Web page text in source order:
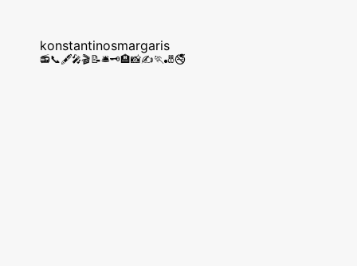
konstantinosmargaris
📻📞🖋️🎤🎬📝🛎️🗝️🏨📸✍️🏃🎳🚭